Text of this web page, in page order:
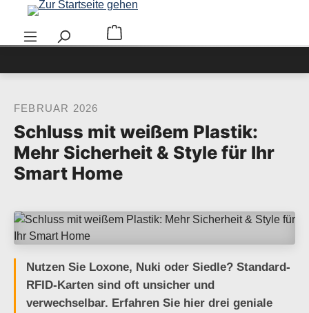
Zum Hauptinhalt springen
Warenkorb enthält 0 Positionen. Der
FEBRUAR 2026
Schluss mit weißem Plastik:
Mehr Sicherheit & Style für Ihr
Smart Home
Nutzen Sie Loxone, Nuki oder Siedle? Standard-
RFID-Karten sind oft unsicher und
verwechselbar. Erfahren Sie hier drei geniale